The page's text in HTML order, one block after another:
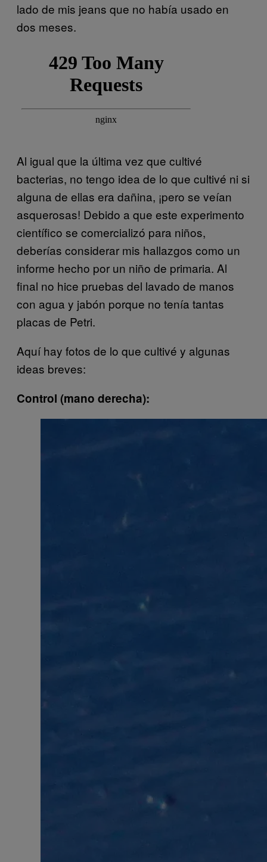
lado de mis jeans que no había usado en
dos meses.
Al igual que la última vez que cultivé
bacterias, no tengo idea de lo que cultivé ni si
alguna de ellas era dañina, ¡pero se veían
asquerosas! Debido a que este experimento
científico se comercializó para niños,
deberías considerar mis hallazgos como un
informe hecho por un niño de primaria. Al
final no hice pruebas del lavado de manos
con agua y jabón porque no tenía tantas
placas de Petri.
Aquí hay fotos de lo que cultivé y algunas
ideas breves:
Control (mano derecha):